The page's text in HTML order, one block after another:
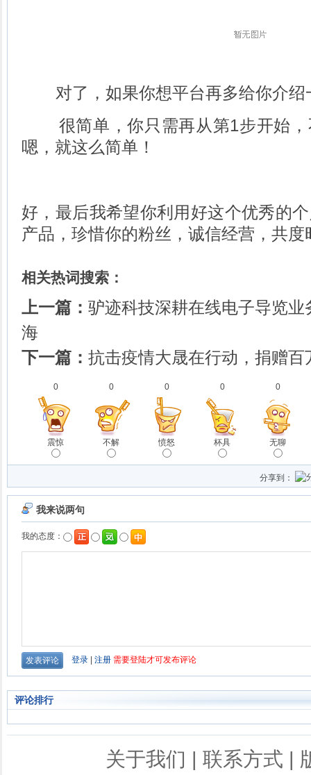
对了，如果你想平台再多给你介绍
很简单，你只需再从第1步开始
嗯，就这么简单！
好，最后我希望你利用好这个优秀的
产品，珍惜你的粉丝，诚信经营，共度
相关热词搜索：
上一篇： 驴迹科技深耕在线电子导览
海
下一篇： 抗击疫情大晟在行动，捐赠百
0
震惊
0
不解
0
愤怒
0
杯具
0
无聊
分享到：
评论排行
关于我们 | 联系方式 |